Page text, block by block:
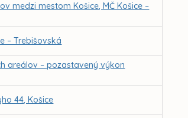
medzi mestom Košice, MČ Košice –
– Trebišovská
areálov – pozastavený výkon
44, Košice